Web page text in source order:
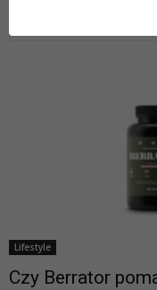
Lifestyle
Czy Berrator